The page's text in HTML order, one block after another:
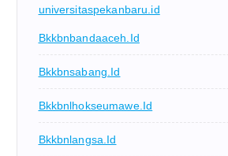
universitaspekanbaru.id
Bkkbnbandaaceh.id
Bkkbnsabang.id
Bkkbnlhokseumawe.id
Bkkbnlangsa.id